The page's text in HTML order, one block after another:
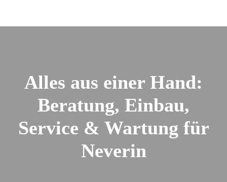
Alles aus einer Hand:
Beratung, Einbau,
Service & Wartung für
Neverin